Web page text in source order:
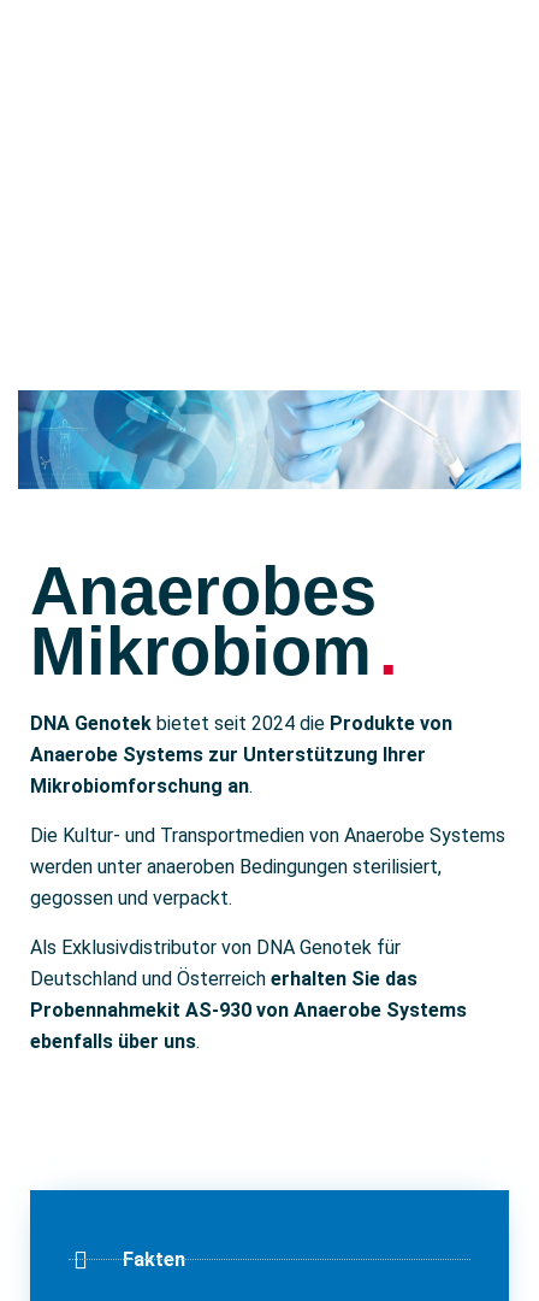
Anaerobes
Mikrobiom
.
DNA Genotek bietet seit 2024 die Produkte von
Anaerobe Systems zur Unterstützung Ihrer
Mikrobiomforschung an.
Die Kultur- und Transportmedien von Anaerobe Systems
werden unter anaeroben Bedingungen sterilisiert,
gegossen und verpackt.
Als Exklusivdistributor von DNA Genotek für
Deutschland und Österreich erhalten Sie das
Probennahmekit AS-930 von Anaerobe Systems
ebenfalls über uns.
Fakten